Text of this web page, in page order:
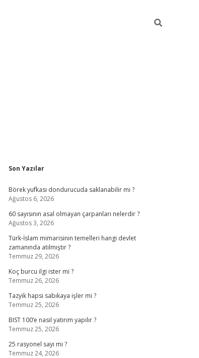
Sidebar
Son Yazılar
Börek yufkası dondurucuda saklanabilir mi ?
Ağustos 6, 2026
60 sayısının asal olmayan çarpanları nelerdir ?
Ağustos 3, 2026
Türk-İslam mimarisinin temelleri hangi devlet
zamanında atılmıştır ?
Temmuz 29, 2026
Koç burcu ilgi ister mi ?
Temmuz 26, 2026
Tazyik hapsi sabıkaya işler mi ?
Temmuz 25, 2026
BIST 100’e nasıl yatırım yapılır ?
Temmuz 25, 2026
25 rasyonel sayı mı ?
Temmuz 24, 2026